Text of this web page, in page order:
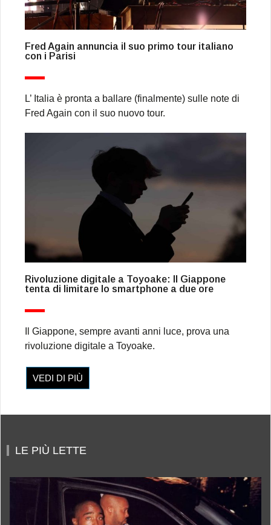
Fred Again annuncia il suo primo tour italiano
con i Parisi
L’ Italia è pronta a ballare (finalmente) sulle note di
Fred Again con il suo nuovo tour.
Rivoluzione digitale a Toyoake: Il Giappone
tenta di limitare lo smartphone a due ore
Il Giappone, sempre avanti anni luce, prova una
rivoluzione digitale a Toyoake.
VEDI DI PIÙ
LE PIÙ LETTE